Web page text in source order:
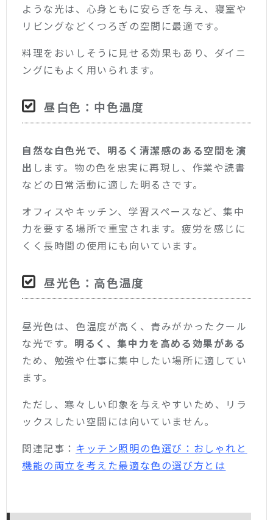
ような光は、心身ともに安らぎを与え、寝室や
リビングなどくつろぎの空間に最適です。
料理をおいしそうに見せる効果もあり、ダイニ
ングにもよく用いられます。
昼白色：中色温度
自然な白色光で、明るく清潔感のある空間を演
出 します。物の色を忠実に再現し、作業や読書
などの日常活動に適した明るさです。
オフィスやキッチン、学習スペースなど、集中
力を要する場所で重宝されます。疲労を感じに
くく長時間の使用にも向いています。
昼光色：高色温度
昼光色は、色温度が高く、青みがかったクール
な光です。 明るく、集中力を高める効果がある
ため、勉強や仕事に集中したい場所に適してい
ます。
ただし、寒々しい印象を与えやすいため、リラ
ックスしたい空間には向いていません。
関連記事： キッチン照明の色選び：おしゃれと
機能の両立を考えた最適な色の選び方とは